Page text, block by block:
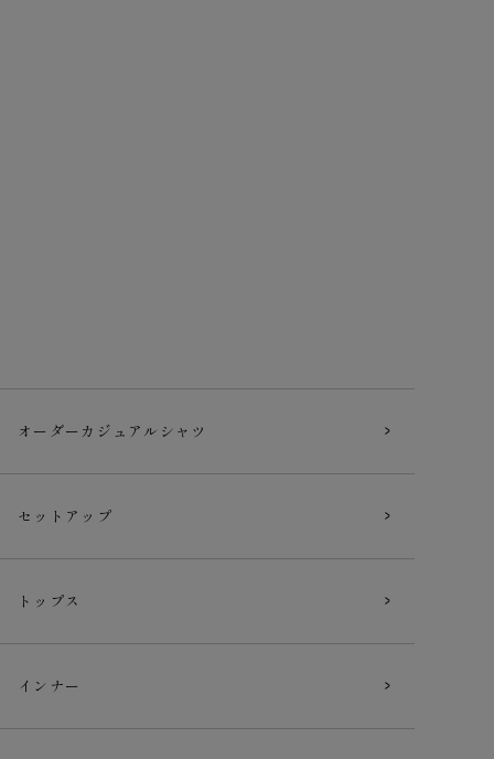
オーダー カジュアルシャツ
セットアップ
トップス
インナー